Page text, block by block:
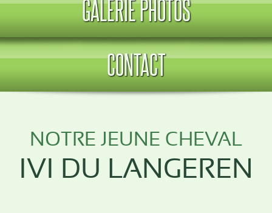
GALERIE PHOTOS
CONTACT
NOTRE JEUNE CHEVAL
IVI DU LANGEREN